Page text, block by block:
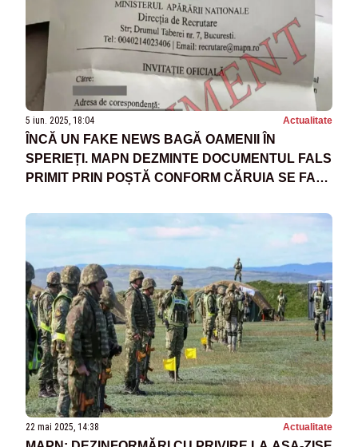
5 iun. 2025, 18:04 Actualitate
ÎNCĂ UN FAKE NEWS BAGĂ OAMENII ÎN
SPERIEȚI. MAPN DEZMINTE DOCUMENTUL FALS
PRIMIT PRIN POȘTĂ CONFORM CĂRUIA SE FAC
22 mai 2025, 14:38 Actualitate